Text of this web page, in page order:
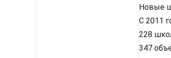
Новые
С 2011
228
347